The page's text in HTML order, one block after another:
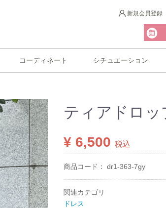
新規会員登録
コーディネート シチュエーション
ティアドロッ
¥ 6,500 税込
商品コード： dr1-363-7gy
関連カテゴリ
ドレス